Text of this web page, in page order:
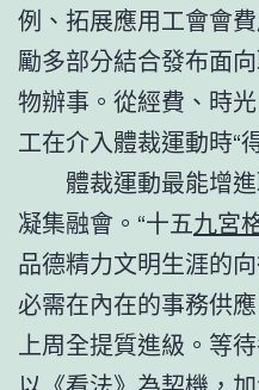
例、拓展應用工會會
勵多部分結合發布面
物辦事。從經費、時
工在介入體裁運動時“
體裁運動最能增
凝集融會。“十五九宮
品德精力文明生涯的
必需在內在的事務供
上周全提質進級。等